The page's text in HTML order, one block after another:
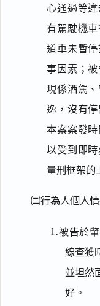
心通過等
有駕駛機
道車未暫
事因素；
現係酒駕
逸，沒有
本案案發
以受到即
量刑框架的
㈡行為人個人
⒈被告於
線查獲
並坦然
好。